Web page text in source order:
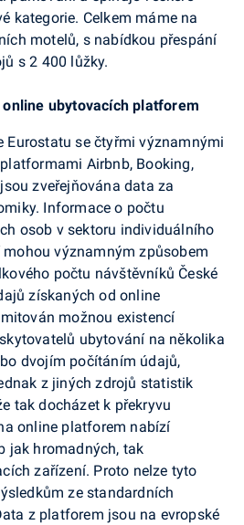
kategorie. Celkem máme na
motelů, s nabídkou přespání
s 2 400 lůžky.
ubytovacích platforem
Eurostatu se čtyřmi významnými
Airbnb, Booking,
zveřejňována data za
Informace o počtu
osob v sektoru individuálního
významným způsobem
počtu návštěvníků České
získaných od online
možnou existencí
ubytování na několika
dvojím počítáním údajů,
z jiných zdrojů statistik
tak docházet k překryvu
online platforem nabízí
jak hromadných, tak
zařízení. Proto nelze tyto
ze standardních
z platforem jsou na evropské